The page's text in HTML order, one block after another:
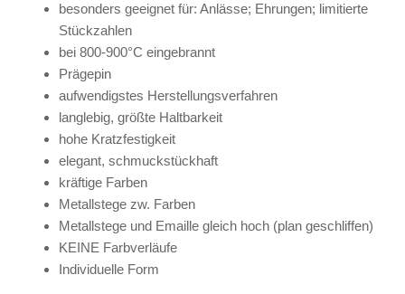
besonders geeignet für: Anlässe; Ehrungen; limitierte
Stückzahlen
bei 800-900°C eingebrannt
Prägepin
aufwendigstes Herstellungsverfahren
langlebig, größte Haltbarkeit
hohe Kratzfestigkeit
elegant, schmuckstückhaft
kräftige Farben
Metallstege zw. Farben
Metallstege und Emaille gleich hoch (plan geschliffen)
KEINE Farbverläufe
Individuelle Form